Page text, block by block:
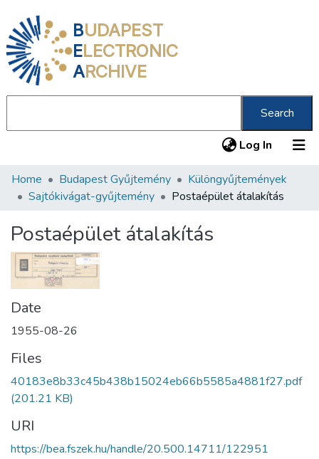
BUDAPEST
ELECTRONIC
ARCHIVE
Search
Log In (current)
Communities & Collections
Statistics
About us
Home Budapest Gyűjtemény
Különgyűjtemények
Sajtókivágat-gyűjtemény
Postaépület átalakítás
Postaépület átalakítás
Date
1955-08-26
Files
40183e8b33c45b438b15024eb66b5585a4881f27.pdf
(201.21 KB)
URI
https://bea.fszek.hu/handle/20.500.14711/122951